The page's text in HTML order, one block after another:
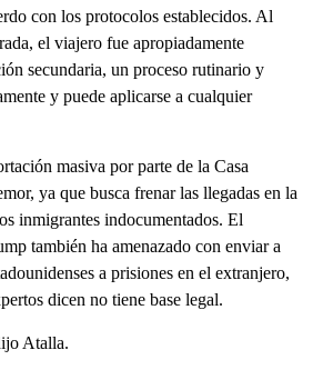
con los protocolos establecidos. Al
el viajero fue apropiadamente
secundaria, un proceso rutinario y
y puede aplicarse a cualquier
masiva por parte de la Casa
ya que busca frenar las llegadas en la
inmigrantes indocumentados. El
también ha amenazado con enviar a
a prisiones en el extranjero,
dicen no tiene base legal.
Atalla.